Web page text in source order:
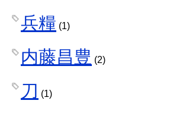
兵糧 (1)
内藤昌豊 (2)
刀 (1)